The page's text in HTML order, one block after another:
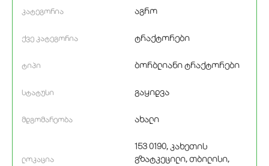
კატეგორია აგრო
ქვე კატეგორია ტრაქტორები
ტიპი ბორბლიანი ტრაქტორები
სტატუსი გაყიდვა
მდგომარეობა ახალი
ლოკაცია
153 0190, კახეთის
გზატკეცილი, თბილისი,